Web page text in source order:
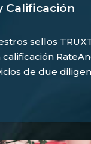
Calificación
sellos
calificación
de due